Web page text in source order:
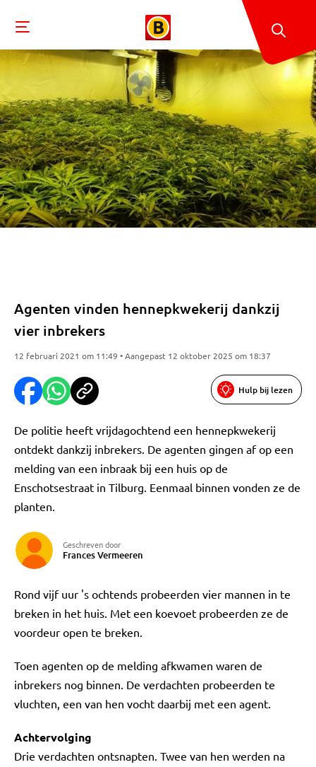
Agenten vinden hennepkwekerij dankzij
vier inbrekers
12 februari 2021 om 11:49 • Aangepast 12 oktober 2025 om 18:37
Hulp bij lezen
De politie heeft vrijdagochtend een hennepkwekerij
ontdekt dankzij inbrekers. De agenten gingen af op een
melding van een inbraak bij een huis op de
Enschotsestraat in Tilburg. Eenmaal binnen vonden ze de
planten.
Geschreven door
Frances Vermeeren
Rond vijf uur 's ochtends probeerden vier mannen in te
breken in het huis. Met een koevoet probeerden ze de
voordeur open te breken.
Toen agenten op de melding afkwamen waren de
inbrekers nog binnen. De verdachten probeerden te
vluchten, een van hen vocht daarbij met een agent.
Achtervolging
Drie verdachten ontsnapten. Twee van hen werden na